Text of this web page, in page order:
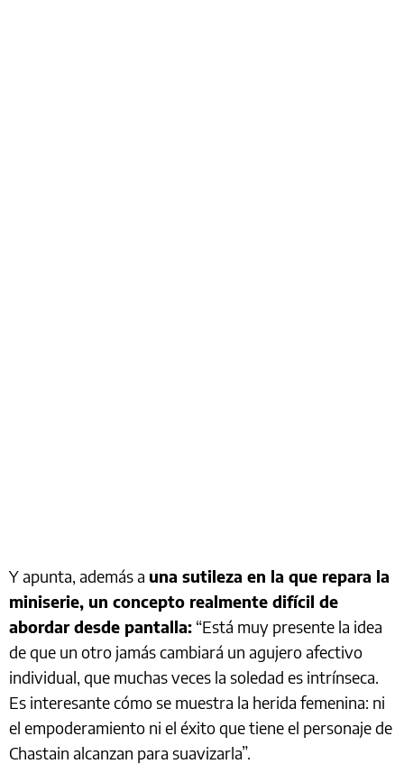
Y apunta, además a una sutileza en la que repara la
miniserie, un concepto realmente difícil de
abordar desde pantalla: “Está muy presente la idea
de que un otro jamás cambiará un agujero afectivo
individual, que muchas veces la soledad es intrínseca.
Es interesante cómo se muestra la herida femenina: ni
el empoderamiento ni el éxito que tiene el personaje de
Chastain alcanzan para suavizarla”.